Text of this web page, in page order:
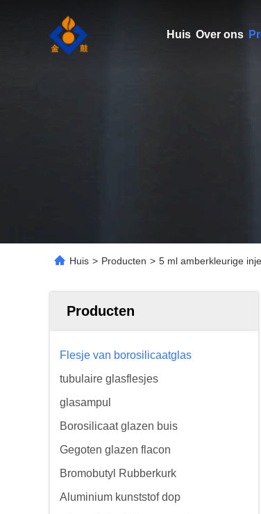
Huis Over ons
Huis > Producten > 5 ml amberkleurige
Producten
Flesje van borosilicaatglas
tubulaire glasflesjes
glasampul
Borosilicaat glazen buis
Gegoten glazen flacon
Bromobutyl Rubberkurk
Aluminium kunststof dop